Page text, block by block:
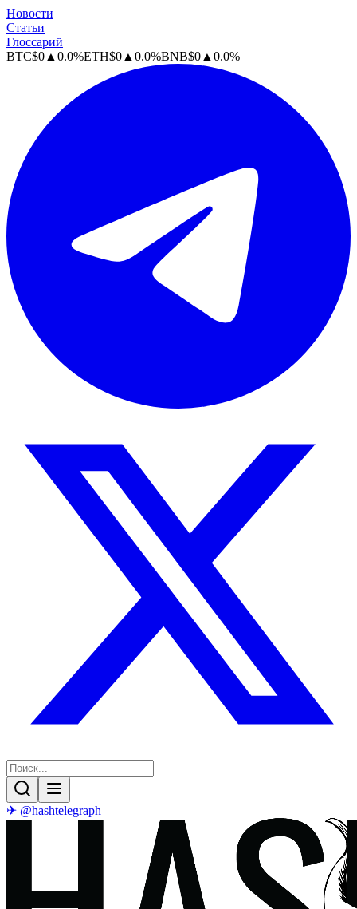
Новости
Статьи
Глоссарий
BTC$0 ▲ 0.0%ETH$0 ▲ 0.0%BNB$0 ▲ 0.0%
✈ @hashtelegraph